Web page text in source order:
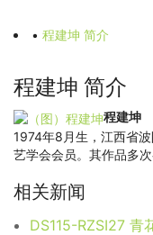
• 程建坤 简介
程建坤 简介
程建坤
1974年8月生，江西省
艺学会会员。其作品多
相关新闻